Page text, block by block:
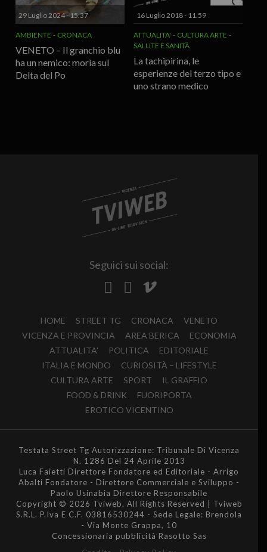
29 Luglio 2024 - 15.37
AMBIENTE CRONACA
VENETO – Il granchio blu
ha un nemico: morìa sul
Delta del Po
16 Luglio 2018 - 11.59
ATTUALITA'
CULTURA ARTE
SALUTE E SANITÀ
La tachipirina, le
esperienze del terzo tipo e
uno strano medico
Seguici sui social:
HOME STREET TG CRONACA
VENETO
VICENZA E PROVINCIA
AREA BERICA
ECONOMIA
ATTUALITA’
POLITICA
EDITORIALE
ITALIA E MONDO
CURIOSITÀ – LIFESTYLE
CULTURA ARTE
SPORT
IL GRAFFIO
FOOD & DRINK
FUORIPORTA
EROTICO VICENTINO
Testata Street Tg Autorizzazione: Tribunale Di Vicenza
N. 1286 Del 24 Aprile 2013
Luca Faietti Direttore Fondatore ed Editoriale - Arrigo
Abalti Fondatore - Direttore Commerciale e Sviluppo -
Paolo Usinabia Direttore Responsabile
Copyright © 2026 Tviweb. All Rights Reserved | Tviweb
S.R.L. P.Iva E C.F. 03816530244 - Sede Legale: Brendola
- Via Monte Grappa, 10
Concessionaria pubblicità Rasotto Sas